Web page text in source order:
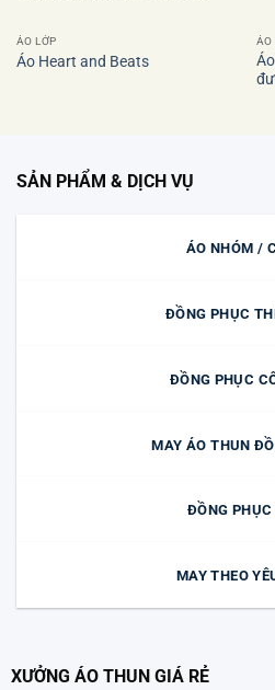
ÁO LỚP
Áo Heart and Beats
ÁO
SẢN PHẨM & DỊCH VỤ
ÁO NHÓM /
ĐỒNG PHỤC
ĐỒNG PHỤC
MAY ÁO THUN
ĐỒNG PHỤC
MAY THEO
XƯỞNG ÁO THUN GIÁ RẺ